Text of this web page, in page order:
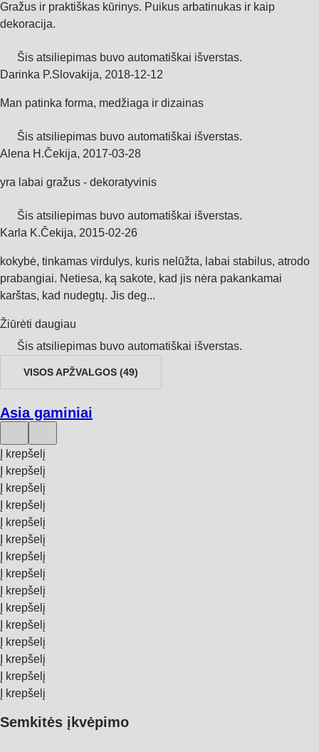
Gražus ir praktiškas kūrinys. Puikus arbatinukas ir kaip
dekoracija.
Šis atsiliepimas buvo automatiškai išverstas.
Darinka P.Slovakija, 2018‑12‑12
Man patinka forma, medžiaga ir dizainas
Šis atsiliepimas buvo automatiškai išverstas.
Alena H.Čekija, 2017‑03‑28
yra labai gražus - dekoratyvinis
Šis atsiliepimas buvo automatiškai išverstas.
Karla K.Čekija, 2015‑02‑26
kokybė, tinkamas virdulys, kuris nelūžta, labai stabilus, atrodo
prabangiai. Netiesa, ką sakote, kad jis nėra pakankamai
karštas, kad nudegtų. Jis deg...
Žiūrėti daugiau
Šis atsiliepimas buvo automatiškai išverstas.
VISOS APŽVALGOS (49)
Asia gaminiai
Į krepšelį
Į krepšelį
Į krepšelį
Į krepšelį
Į krepšelį
Į krepšelį
Į krepšelį
Į krepšelį
Į krepšelį
Į krepšelį
Į krepšelį
Į krepšelį
Į krepšelį
Į krepšelį
Į krepšelį
Semkitės įkvėpimo